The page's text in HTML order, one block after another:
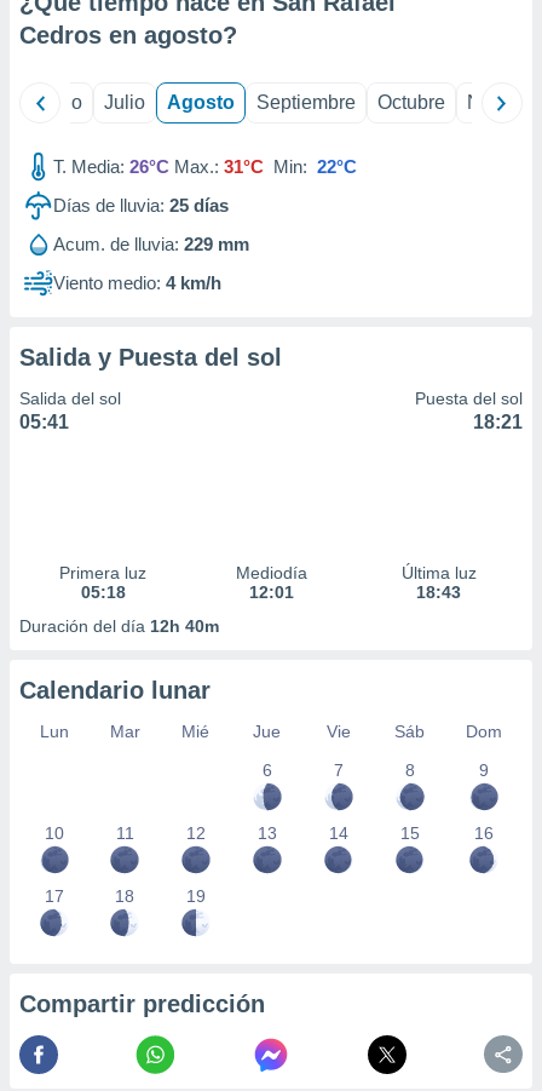
e
publicidad
publicidad
de
Cedros en agosto?
Junio Julio Agosto Septiembre Octubre
T. Media: 26°C Max.: 31°C Min: 22°C
Días de lluvia: 25 días
Acum. de lluvia: 229 mm
Viento medio: 4 km/h
Salida y Puesta del sol
Salida del sol
05:41
Puesta del sol
18:21
Primera luz
05:18
Mediodía
12:01
Última luz
18:43
Duración del día 12h 40m
Calendario lunar
Lun Mar Mié Jue Vie Sáb
Dom
6
7 8 9
10 11 12 13 14 15 16
17 18 19
Compartir predicción